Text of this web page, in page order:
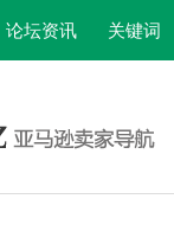
论坛资讯 关键词